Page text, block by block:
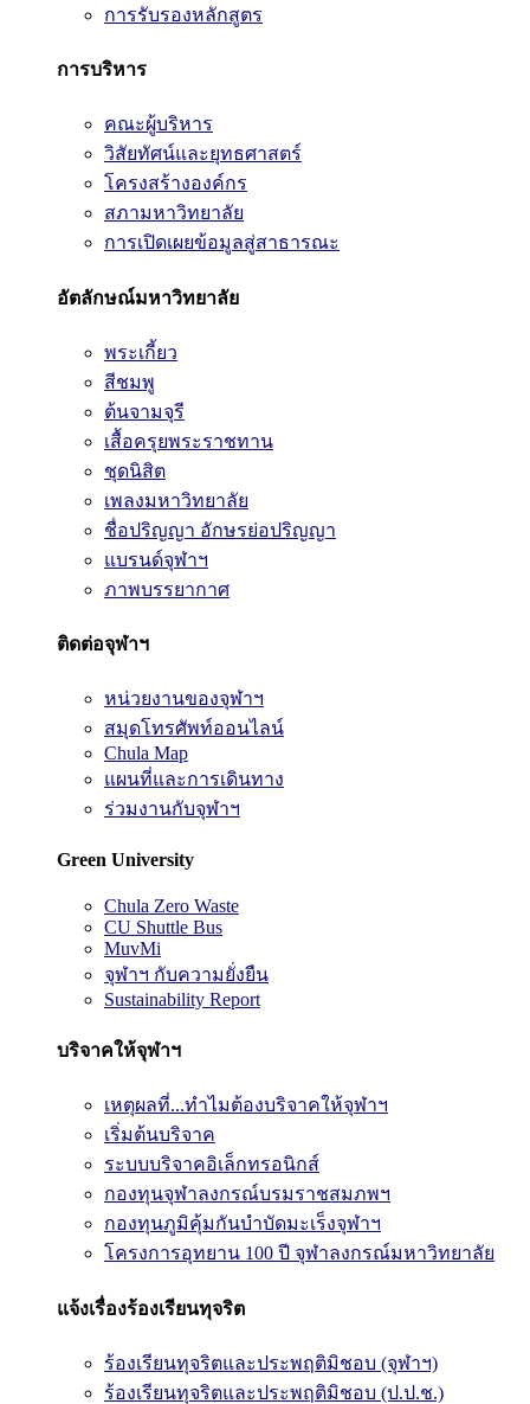
การรับรองหลักสูตร
การบริหาร
คณะผู้บริหาร
วิสัยทัศน์และยุทธศาสตร์
โครงสร้างองค์กร
สภามหาวิทยาลัย
การเปิดเผยข้อมูลสู่สาธารณะ
อัตลักษณ์มหาวิทยาลัย
พระเกี้ยว
สีชมพู
ต้นจามจุรี
เสื้อครุยพระราชทาน
ชุดนิสิต
เพลงมหาวิทยาลัย
ชื่อปริญญา อักษรย่อปริญญา
แบรนด์จุฬาฯ
ภาพบรรยากาศ
ติดต่อจุฬาฯ
หน่วยงานของจุฬาฯ
สมุดโทรศัพท์ออนไลน์
Chula Map
แผนที่และการเดินทาง
ร่วมงานกับจุฬาฯ
Green University
Chula Zero Waste
CU Shuttle Bus
MuvMi
จุฬาฯ กับความยั่งยืน
Sustainability Report
บริจาคให้จุฬาฯ
เหตุผลที่...ทำไมต้องบริจาคให้จุฬาฯ
เริ่มต้นบริจาค
ระบบบริจาคอิเล็กทรอนิกส์
กองทุนจุฬาลงกรณ์บรมราชสมภพฯ
กองทุนภูมิคุ้มกันบำบัดมะเร็งจุฬาฯ
โครงการอุทยาน 100 ปี จุฬาลงกรณ์มหาวิทยาลัย
แจ้งเรื่องร้องเรียนทุจริต
ร้องเรียนทุจริตและประพฤติมิชอบ (จุฬาฯ)
ร้องเรียนทุจริตและประพฤติมิชอบ (ป.ป.ช.)